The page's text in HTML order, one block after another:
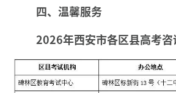
四、温馨服务
2026年西安市各区县高考